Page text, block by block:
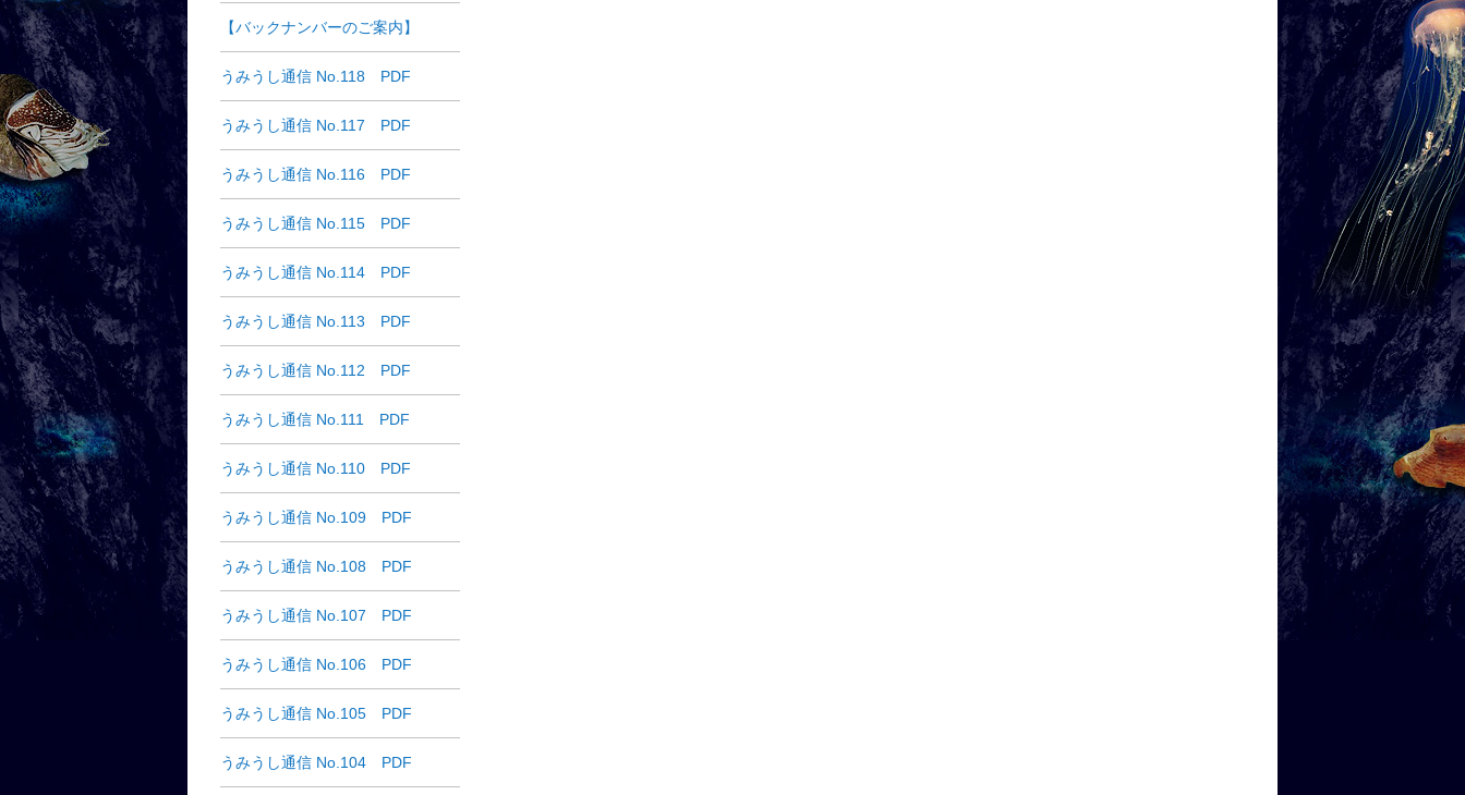
【バックナンバーのご案内】
うみうし通信 No.118 PDF
うみうし通信 No.117 PDF
うみうし通信 No.116 PDF
うみうし通信 No.115 PDF
うみうし通信 No.114 PDF
うみうし通信 No.113 PDF
うみうし通信 No.112 PDF
うみうし通信 No.111 PDF
うみうし通信 No.110 PDF
うみうし通信 No.109 PDF
うみうし通信 No.108 PDF
うみうし通信 No.107 PDF
うみうし通信 No.106 PDF
うみうし通信 No.105 PDF
うみうし通信 No.104 PDF